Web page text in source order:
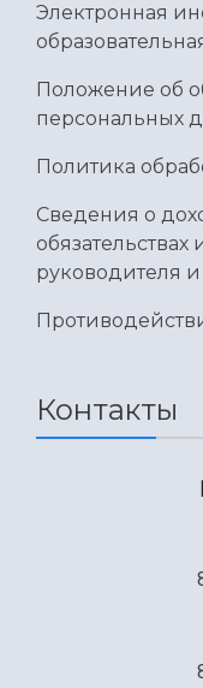
Электронная
Положение об
персональных
Политика
Сведения о
руководителя
Контакты